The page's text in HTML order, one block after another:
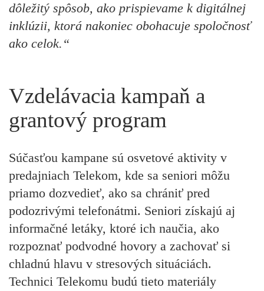
dôležitý spôsob, ako prispievame k digitálnej
inklúzii, ktorá nakoniec obohacuje spoločnosť
ako celok.“
Vzdelávacia kampaň a
grantový program
Súčasťou kampane sú osvetové aktivity v
predajniach Telekom, kde sa seniori môžu
priamo dozvedieť, ako sa chrániť pred
podozrivými telefonátmi. Seniori získajú aj
informačné letáky, ktoré ich naučia, ako
rozpoznať podvodné hovory a zachovať si
chladnú hlavu v stresových situáciách.
Technici Telekomu budú tieto materiály